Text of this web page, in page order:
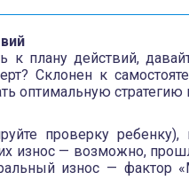
к плану действий,
Склонен к
оптимальную стратегию
проверку
износ — возможно,
износ — фактор